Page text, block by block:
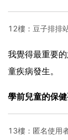
12樓：豆子排排
我覺得最重要
童疾病發生。
學前兒童的保
13樓：匿名使用